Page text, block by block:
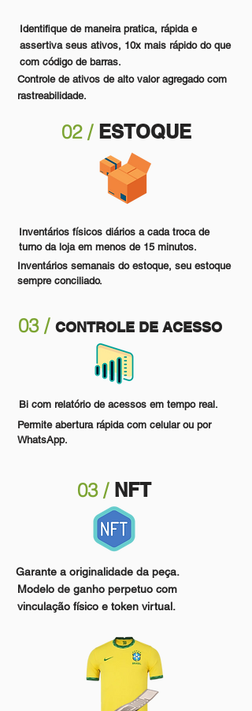
Identifique de maneira pratica, rápida e
assertiva seus ativos, 10x mais rápido do que
com código de barras.
Controle de ativos de alto valor agregado com
rastreabilidade.
02 / ESTOQUE
Inventários físicos diários a cada troca de
turno da loja em menos de 15 minutos.
Inventários semanais do estoque, seu estoque
sempre conciliado.
03 / CONTROLE DE ACESSO
Bi com relatório de acessos em tempo real.
Permite abertura rápida com celular ou por
WhatsApp.
03 / NFT
Garante a originalidade da peça.
Modelo de ganho perpetuo com
vinculação físico e token virtual.